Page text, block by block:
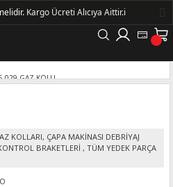
KOLLARI, ÇAPA MAKİNASI DEBRİYAJ
BRAKETLERİ , TÜM YEDEK PARÇA
Kargo Ücreti Alıcıya Aittir.ℹ️